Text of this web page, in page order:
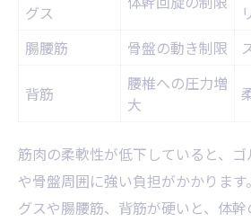
グス
腸腰筋
骨盤の動き制限
背筋
腰椎への圧力増
大
筋肉の柔軟性が低下していると、
や骨盤周囲に強い負担がかかりま
グスや腸腰筋、背筋が硬いと、体